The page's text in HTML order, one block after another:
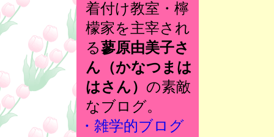
着付け教室・檸
檬家を主宰され
る蓼原由美子さ
ん（かなつまは
はさん） の素敵
なブログ。
・雑学的ブログ